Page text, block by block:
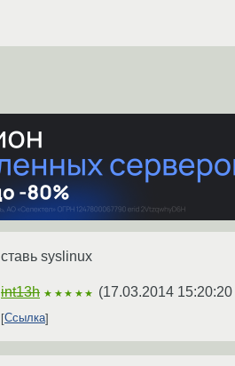
ставь syslinux
int13h ★★★★★ (17.03.2014
Ссылка